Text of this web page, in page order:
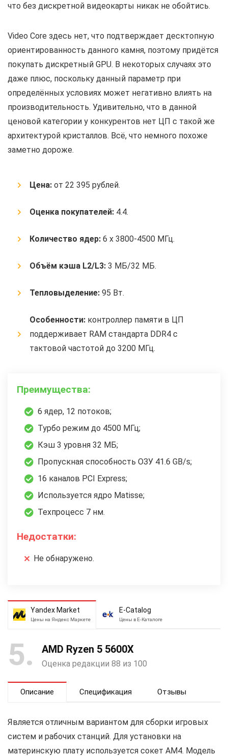
что без дискретной видеокарты никак не обойтись.
Video Core здесь нет, что подтверждает десктопную
ориентированность данного камня, поэтому придётся
покупать дискретный GPU. В некоторых случаях это
даже плюс, поскольку данный параметр при
определённых условиях может негативно влиять на
производительность. Удивительно, что в данной
ценовой категории у конкурентов нет ЦП с такой же
архитектурой кристаллов. Всё, что немного похоже
заметно дороже.
Цена: от 22 395 рублей.
Оценка покупателей: 4.4.
Количество ядер: 6 x 3800-4500 МГц.
Объём кэша L2/L3: 3 МБ/32 МБ.
Тепловыделение: 95 Вт.
Особенности: контроллер памяти в ЦП
поддерживает RAM стандарта DDR4 с
тактовой частотой до 3200 МГц.
Преимущества:
6 ядер, 12 потоков;
Турбо режим до 4500 МГц;
Кэш 3 уровня 32 МБ;
Пропускная способность ОЗУ 41.6 GB/s;
16 каналов PCI Express;
Используется ядро Matisse;
Техпроцесс 7 нм.
Недостатки:
Не обнаружено.
Yandex Market
Цены на Яндекс Маркете
E-Catalog
Цены в Е-Каталоге
5 AMD Ryzen 5 5600X
Оценка редакции 88 из 100
Описание Спецификация Отзывы
Является отличным вариантом для сборки игровых
систем и рабочих станций. Для установки на
материнскую плату используется сокет AM4. Модель